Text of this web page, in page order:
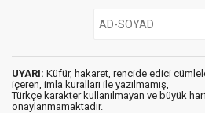
UYARI: Küfür, hakaret, rencide edici
içeren, imla kuralları ile yazılmamış,
Türkçe karakter kullanılmayan ve büyük
onaylanmamaktadır.